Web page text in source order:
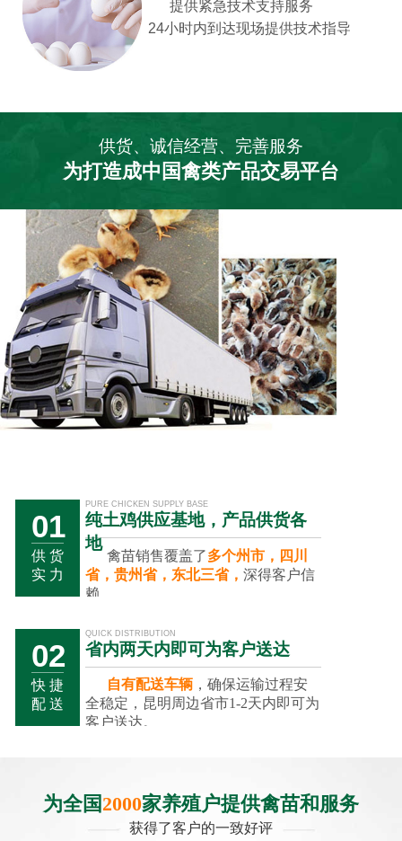
提供紧急技术支持服务
24小时内到达现场提供技术指导
供货、诚信经营、完善服务
为打造成中国禽类产品交易平台
01
供 货
实 力
PURE CHICKEN SUPPLY BASE
纯土鸡供应基地，产品供货各
地
禽苗销售覆盖了多个州市，四川
省，贵州省，东北三省，深得客户信
赖。
02
快 捷
配 送
QUICK DISTRIBUTION
省内两天内即可为客户送达
自有配送车辆 ，确保运输过程安
全稳定，昆明周边省市1-2天内即可为
客户送达。
为全国2000家养殖户提供禽苗和服务
获得了客户的一致好评